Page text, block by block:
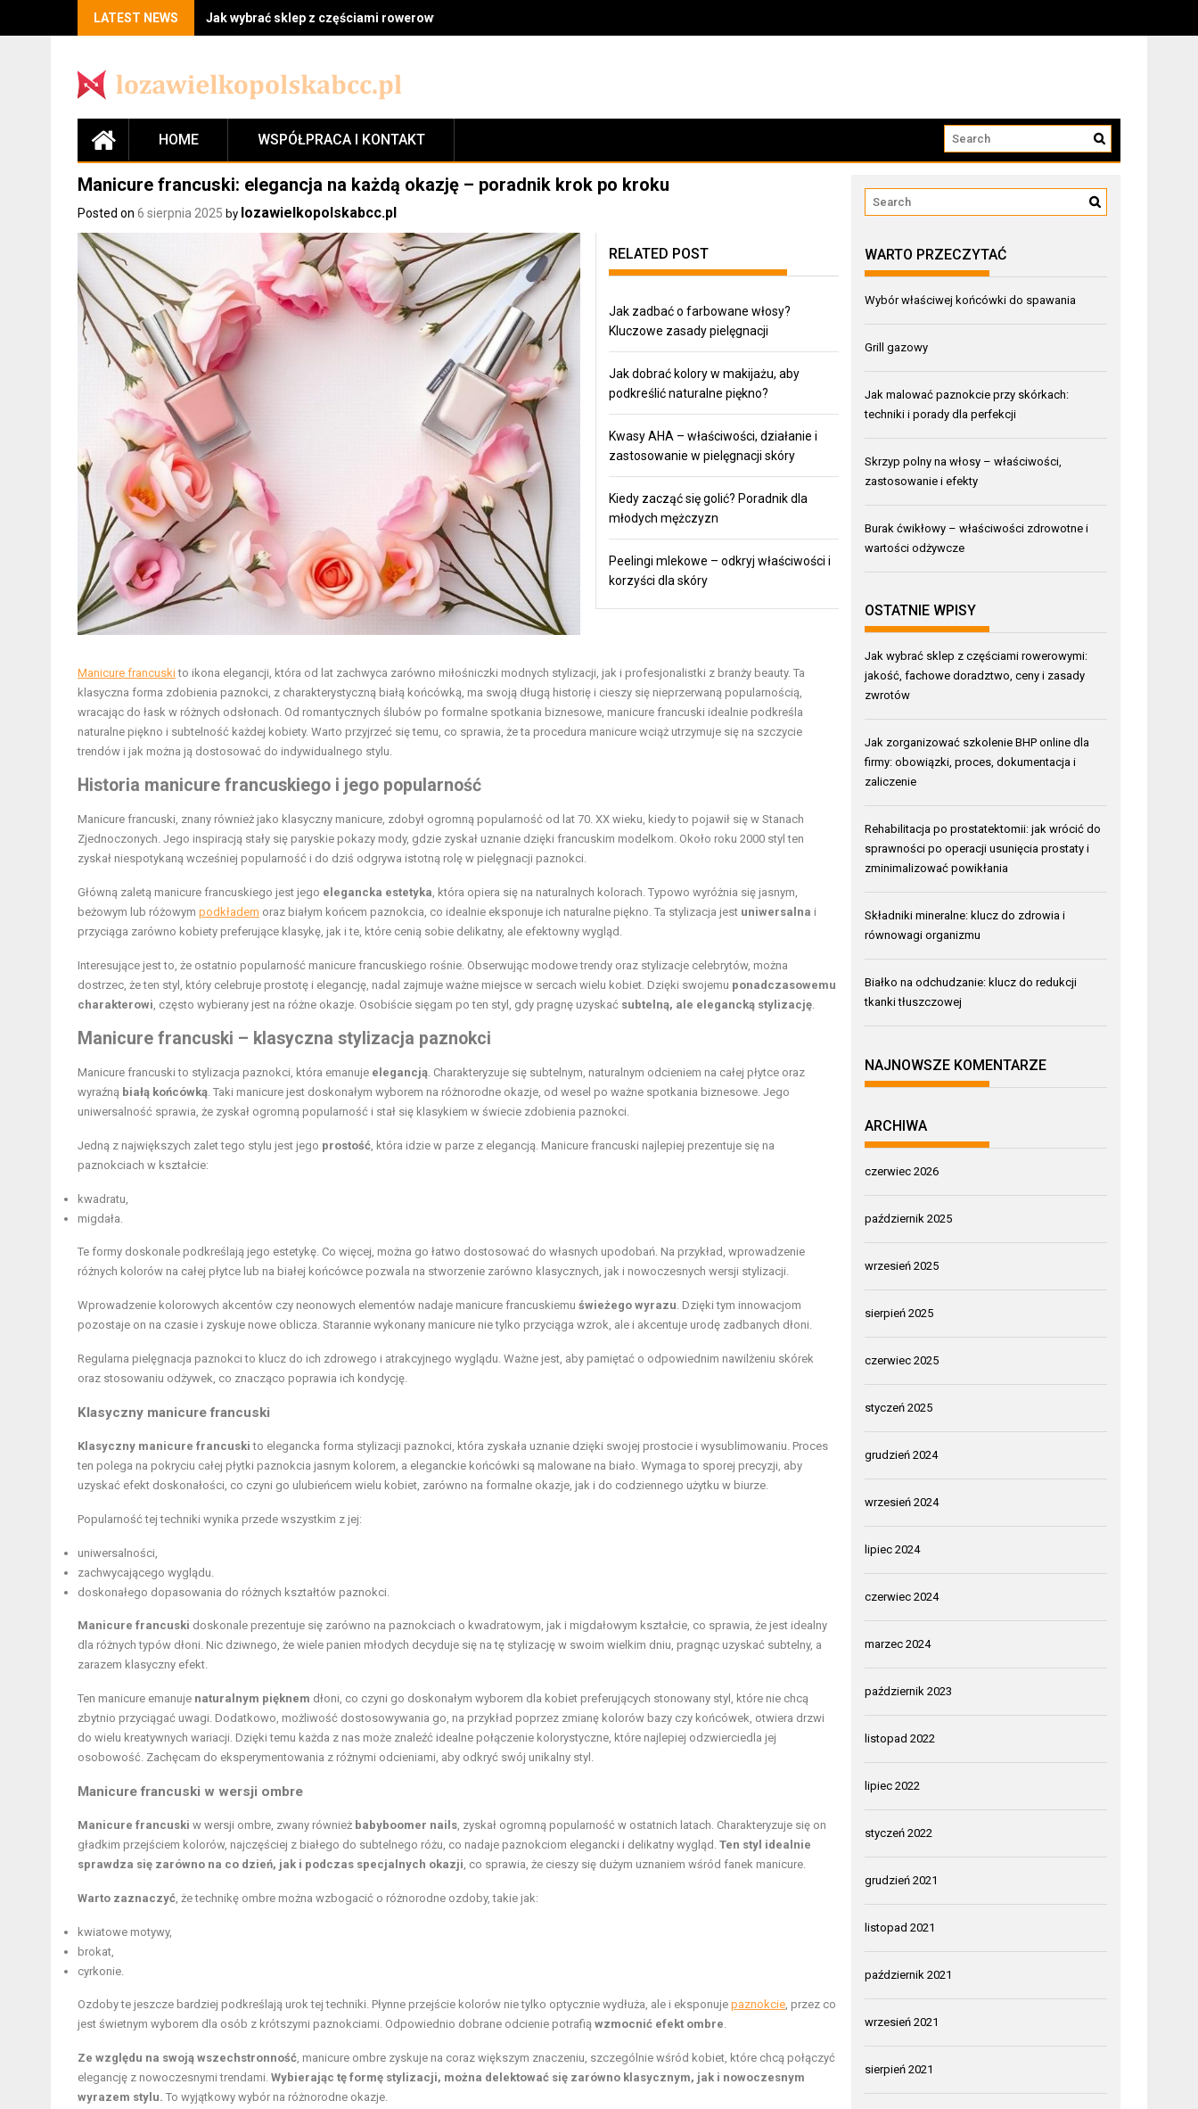
LATEST NEWS Jak wybrać sklep z częściami rowerowymi: jakość, fachowe doradztwo, ceny i zasady zwrotów
HOME WSPÓŁPRACA I KONTAKT
Manicure francuski: elegancja na każdą okazję – poradnik krok po kroku
Posted on 6 sierpnia 2025 by lozawielkopolskabcc.pl
RELATED POST
Jak zadbać o farbowane włosy?
Kluczowe zasady pielęgnacji
Jak dobrać kolory w makijażu, aby
podkreślić naturalne piękno?
Kwasy AHA – właściwości, działanie i
zastosowanie w pielęgnacji skóry
Kiedy zacząć się golić? Poradnik dla
młodych mężczyzn
Peelingi mlekowe – odkryj właściwości i
korzyści dla skóry
Manicure francuskito ikona elegancji, która od lat zachwyca zarówno miłośniczki modnych stylizacji, jak i profesjonalistki z branży beauty. Ta
klasyczna forma zdobienia paznokci, z charakterystyczną białą końcówką, ma swoją długą historię i cieszy się nieprzerwaną popularnością,
wracając do łask w różnych odsłonach. Od romantycznych ślubów po formalne spotkania biznesowe, manicure francuski idealnie podkreśla
naturalne piękno i subtelność każdej kobiety. Warto przyjrzeć się temu, co sprawia, że ta procedura manicure wciąż utrzymuje się na szczycie
trendów i jak można ją dostosować do indywidualnego stylu.
Historia manicure francuskiego i jego popularność
Manicure francuski, znany również jako klasyczny manicure, zdobył ogromną popularność od lat 70. XX wieku, kiedy to pojawił się w Stanach
Zjednoczonych. Jego inspiracją stały się paryskie pokazy mody, gdzie zyskał uznanie dzięki francuskim modelkom. Około roku 2000 styl ten
zyskał niespotykaną wcześniej popularność i do dziś odgrywa istotną rolę w pielęgnacji paznokci.
Główną zaletą manicure francuskiego jest jego elegancka estetyka , która opiera się na naturalnych kolorach. Typowo wyróżnia się jasnym,
beżowym lub różowym podkładem oraz białym końcem paznokcia, co idealnie eksponuje ich naturalne piękno. Ta stylizacja jest uniwersalna i
przyciąga zarówno kobiety preferujące klasykę, jak i te, które cenią sobie delikatny, ale efektowny wygląd.
Interesujące jest to, że ostatnio popularność manicure francuskiego rośnie. Obserwując modowe trendy oraz stylizacje celebrytów, można
dostrzec, że ten styl, który celebruje prostotę i elegancję, nadal zajmuje ważne miejsce w sercach wielu kobiet. Dzięki swojemu ponadczasowemu
charakterowi , często wybierany jest na różne okazje. Osobiście sięgam po ten styl, gdy pragnę uzyskać subtelną, ale elegancką stylizację
Manicure francuski – klasyczna stylizacja paznokci
Manicure francuski to stylizacja paznokci, która emanuje elegancją . Charakteryzuje się subtelnym, naturalnym odcieniem na całej płytce oraz
wyraźną białą końcówką . Taki manicure jest doskonałym wyborem na różnorodne okazje, od wesel po ważne spotkania biznesowe. Jego
uniwersalność sprawia, że zyskał ogromną popularność i stał się klasykiem w świecie zdobienia paznokci.
Jedną z największych zalet tego stylu jest jego prostość , która idzie w parze z elegancją. Manicure francuski najlepiej prezentuje się na
paznokciach w kształcie:
kwadratu,
migdała.
Te formy doskonale podkreślają jego estetykę. Co więcej, można go łatwo dostosować do własnych upodobań. Na przykład, wprowadzenie
różnych kolorów na całej płytce lub na białej końcówce pozwala na stworzenie zarówno klasycznych, jak i nowoczesnych wersji stylizacji.
Wprowadzenie kolorowych akcentów czy neonowych elementów nadaje manicure francuskiemu świeżego wyrazu . Dzięki tym innowacjom
pozostaje on na czasie i zyskuje nowe oblicza. Starannie wykonany manicure nie tylko przyciąga wzrok, ale i akcentuje urodę zadbanych dłoni.
Regularna pielęgnacja paznokci to klucz do ich zdrowego i atrakcyjnego wyglądu. Ważne jest, aby pamiętać o odpowiednim nawilżeniu skórek
oraz stosowaniu odżywek, co znacząco poprawia ich kondycję.
Klasyczny manicure francuski
Klasyczny manicure francuski to elegancka forma stylizacji paznokci, która zyskała uznanie dzięki swojej prostocie i wysublimowaniu. Proces
ten polega na pokryciu całej płytki paznokcia jasnym kolorem, a eleganckie końcówki są malowane na biało. Wymaga to sporej precyzji, aby
uzyskać efekt doskonałości, co czyni go ulubieńcem wielu kobiet, zarówno na formalne okazje, jak i do codziennego użytku w biurze.
Popularność tej techniki wynika przede wszystkim z jej:
uniwersalności,
zachwycającego wyglądu.
doskonałego dopasowania do różnych kształtów paznokci.
Manicure francuski doskonale prezentuje się zarówno na paznokciach o kwadratowym, jak i migdałowym kształcie, co sprawia, że jest idealny
dla różnych typów dłoni. Nic dziwnego, że wiele panien młodych decyduje się na tę stylizację w swoim wielkim dniu, pragnąc uzyskać subtelny, a
zarazem klasyczny efekt.
Ten manicure emanuje naturalnym pięknem dłoni, co czyni go doskonałym wyborem dla kobiet preferujących stonowany styl, które nie chcą
zbytnio przyciągać uwagi. Dodatkowo, możliwość dostosowywania go, na przykład poprzez zmianę kolorów bazy czy końcówek, otwiera drzwi
do wielu kreatywnych wariacji. Dzięki temu każda z nas może znaleźć idealne połączenie kolorystyczne, które najlepiej odzwierciedla jej
osobowość. Zachęcam do eksperymentowania z różnymi odcieniami, aby odkryć swój unikalny styl.
Manicure francuski w wersji ombre
Manicure francuski w wersji ombre, zwany również babyboomer nails , zyskał ogromną popularność w ostatnich latach. Charakteryzuje się on
gładkim przejściem kolorów, najczęściej z białego do subtelnego różu, co nadaje paznokciom elegancki i delikatny wygląd. Ten styl idealnie
sprawdza się zarówno na co dzień, jak i podczas specjalnych okazji , co sprawia, że cieszy się dużym uznaniem wśród fanek manicure.
Warto zaznaczyć , że technikę ombre można wzbogacić o różnorodne ozdoby, takie jak:
kwiatowe motywy,
brokat,
cyrkonie.
Ozdoby te jeszcze bardziej podkreślają urok tej techniki. Płynne przejście kolorów nie tylko optycznie wydłuża, ale i eksponuje paznokcie , przez co
jest świetnym wyborem dla osób z krótszymi paznokciami. Odpowiednio dobrane odcienie potrafią wzmocnić efekt ombre
Ze względu na swoją wszechstronność , manicure ombre zyskuje na coraz większym znaczeniu, szczególnie wśród kobiet, które chcą połączyć
elegancję z nowoczesnymi trendami. Wybierając tę formę stylizacji, można delektować się zarówno klasycznym, jak i nowoczesnym
wyrazem stylu. To wyjątkowy wybór na różnorodne okazje.
WARTO PRZECZYTAĆ
Wybór właściwej końcówki do spawania
Grill gazowy
Jak malować paznokcie przy skórkach:
techniki i porady dla perfekcji
Skrzyp polny na włosy – właściwości,
zastosowanie i efekty
Burak ćwikłowy – właściwości zdrowotne i
wartości odżywcze
OSTATNIE WPISY
Jak wybrać sklep z częściami rowerowymi:
jakość, fachowe doradztwo, ceny i zasady
zwrotów
Jak zorganizować szkolenie BHP online dla
firmy: obowiązki, proces, dokumentacja i
zaliczenie
Rehabilitacja po prostatektomii: jak wrócić do
sprawności po operacji usunięcia prostaty i
zminimalizować powikłania
Składniki mineralne: klucz do zdrowia i
równowagi organizmu
Białko na odchudzanie: klucz do redukcji
tkanki tłuszczowej
NAJNOWSZE KOMENTARZE
ARCHIWA
czerwiec 2026
październik 2025
wrzesień 2025
sierpień 2025
czerwiec 2025
styczeń 2025
grudzień 2024
wrzesień 2024
lipiec 2024
czerwiec 2024
marzec 2024
październik 2023
listopad 2022
lipiec 2022
styczeń 2022
grudzień 2021
listopad 2021
październik 2021
wrzesień 2021
sierpień 2021